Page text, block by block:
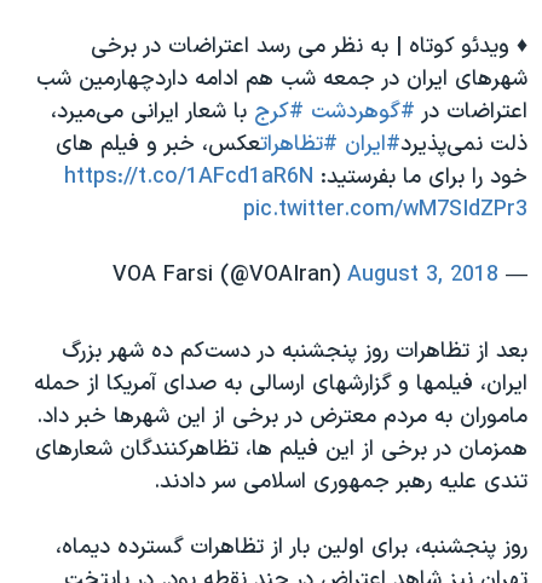
♦️ ویدئو کوتاه | به نظر می رسد اعتراضات در برخی
شهرهای ایران در جمعه شب هم ادامه داردچهارمین شب
اعتراضات در #گوهردشت #کرج با شعار ایرانی می‌میرد،
ذلت نمی‌پذیرد#ایران #تظاهراتعكس، خبر و فيلم هاى
خود را براى ما بفرستيد: https://t.co/1AFcd1aR6N
pic.twitter.com/wM7SIdZPr3
— VOA Farsi (@VOAIran)
August 3, 2018
بعد از تظاهرات روز پنجشنبه در دست‌کم ده شهر بزرگ
ایران، فیلمها و گزارشهای ارسالی به صدای آمریکا از حمله
ماموران به مردم معترض در برخی از این شهرها خبر داد.
همزمان در برخی از این فیلم ها، تظاهرکنندگان شعارهای
تندی علیه رهبر جمهوری اسلامی سر دادند.
روز پنجشنبه، برای اولین بار از تظاهرات گسترده دیماه،